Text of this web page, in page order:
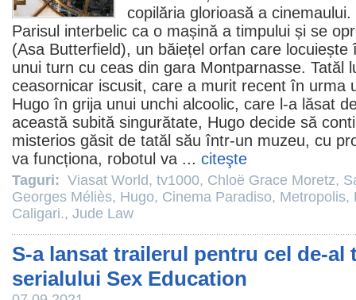
copilăria glorioasă a
Parisul interbelic ca o mașină a timpului și se
(Asa Butterfield), un băiețel orfan care locuiește
unui turn cu ceas din gara Montparnasse. Tatăl
ceasornicar iscusit, care a murit recent în urma
Hugo în grija unui unchi alcoolic, care l-a lăsat
această subită singurătate, Hugo decide să
misterios găsit de tatăl său într-un muzeu, cu
va funcționa, robotul va ... citeşte
Taguri: Viasat World, tv1000, Chloë Grace Moretz,
Georges Méliès, Hugo, Cinema Paradiso, Metropolis,
Caligari., Jude Law
S-a lansat trailerul pentru cel de-al
serialului Sex Education